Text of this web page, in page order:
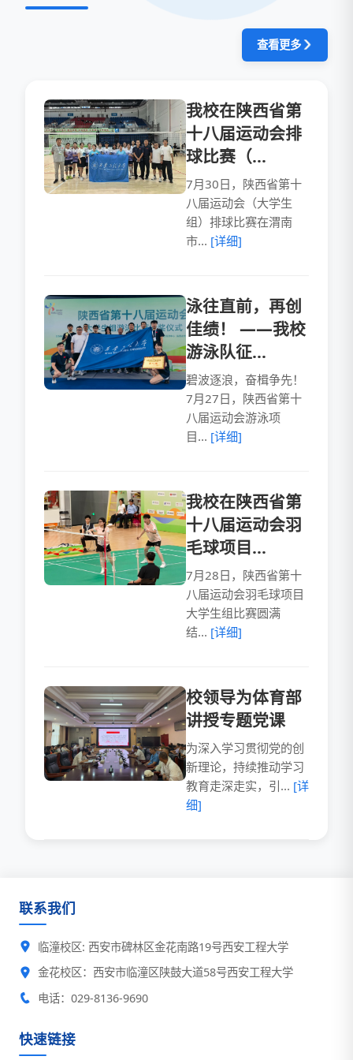
查看更多
我校在陕西省第
十八届运动会排
球比赛（...
7月30日，陕西省第十
八届运动会（大学生
组）排球比赛在渭南
市... [详细]
泳往直前，再创
佳绩！ ——我校
游泳队征...
碧波逐浪，奋楫争先！
7月27日，陕西省第十
八届运动会游泳项
目... [详细]
我校在陕西省第
十八届运动会羽
毛球项目...
7月28日，陕西省第十
八届运动会羽毛球项目
大学生组比赛圆满
结... [详细]
校领导为体育部
讲授专题党课
为深入学习贯彻党的创
新理论，持续推动学习
教育走深走实，引... [详
细]
联系我们
临潼校区: 西安市碑林区金花南路19号西安工程大学
金花校区：西安市临潼区陕鼓大道58号西安工程大学
电话：029-8136-9690
快速链接